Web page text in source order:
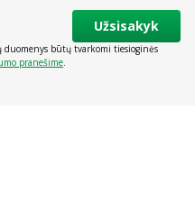
Užsisakyk
duomenys būtų tvarkomi tiesioginės
pranešime.